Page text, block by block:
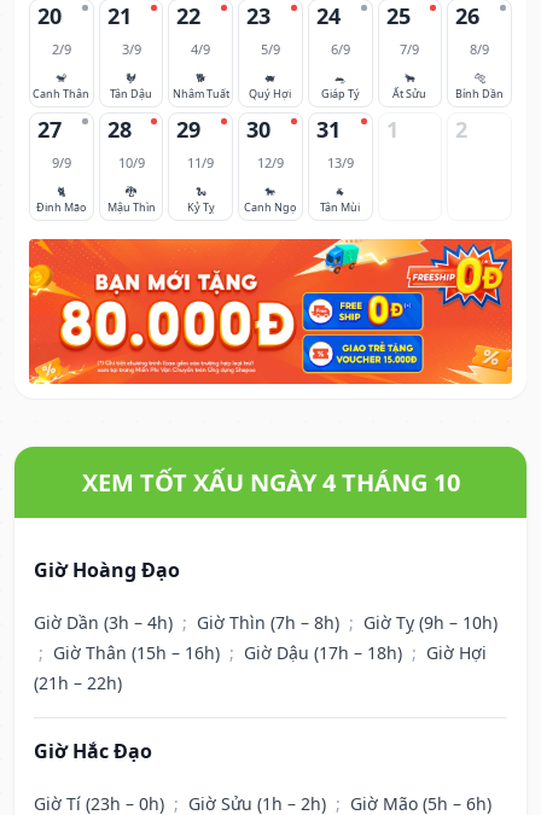
20
2/9
🐒
Canh Thân
21
3/9
🐓
Tân Dậu
22
4/9
🐕
Nhâm Tuất
23
5/9
🐖
Quý Hợi
24
6/9
🐀
Giáp Tý
25
7/9
🐂
Ất Sửu
26
8/9
🐅
Bính Dần
27
9/9
🐈
Đinh Mão
28
10/9
🐉
Mậu Thìn
29
11/9
🐍
Kỷ Tỵ
30
12/9
🐎
Canh Ngọ
31
13/9
🐐
Tân Mùi
1 2
XEM TỐT XẤU NGÀY 4 THÁNG 10
Giờ Hoàng Đạo
Giờ Dần (3h – 4h) ; Giờ Thìn (7h – 8h) ; Giờ Tỵ (9h – 10h)
; Giờ Thân (15h – 16h) ; Giờ Dậu (17h – 18h) ; Giờ Hợi
(21h – 22h)
Giờ Hắc Đạo
Giờ Tí (23h – 0h) ; Giờ Sửu (1h – 2h) ; Giờ Mão (5h – 6h)